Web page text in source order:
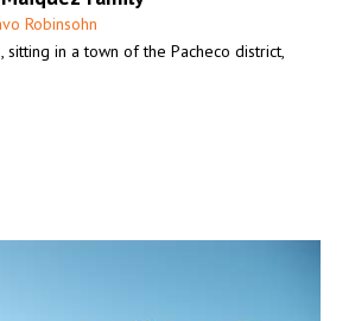
Robinsohn
sitting in a town of the Pacheco district,